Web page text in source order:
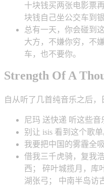
十块钱买两张电影票
块钱自己坐公交车到
总有一天，你会碰到
大方，不嫌你穷，不
车，也不要你。
Strength Of A
自从听了几首纯音乐之后，
尼玛 送快递 听这些
别让 isis 看到这个歌单
我要把中国的雾霾全
借我三千虎骑，复我
西； 碎叶城揽月，库
湖张弓； 中南半岛访